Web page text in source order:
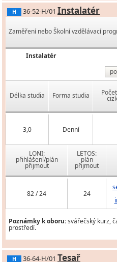
H 36-52-H/01 Instalatér
Zaměření nebo Školní vzdělávací
Instalatér
Délka studia Forma studia
3,0 Denní
LONI:
přihlášení/plán
přijmout
LETOS:
plán
přijmout
82 / 24 24
Poznámky k oboru:svářečský kurz,
prostředí.
H 36-64-H/01 Tesař